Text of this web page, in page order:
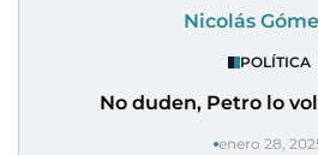
Nicolás
POLÍTICA
No duden, Petro lo
enero 28,